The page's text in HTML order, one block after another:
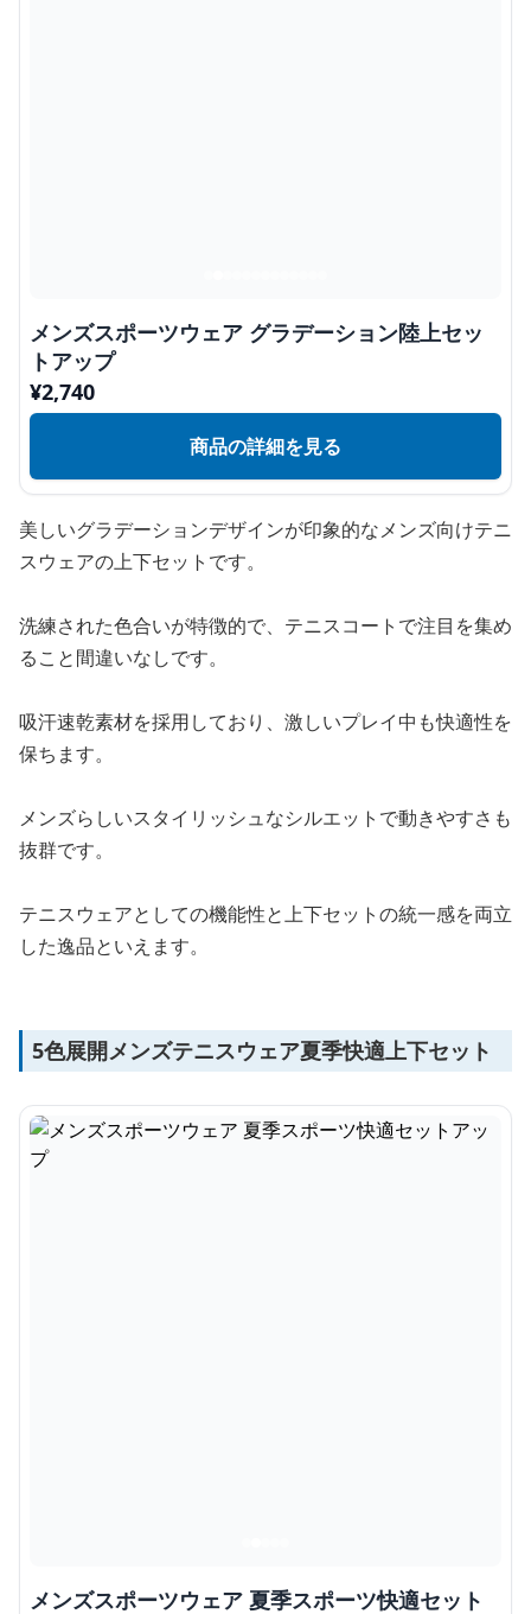
メンズスポーツウェア グラデーション陸上セッ
トアップ
¥2,740
商品の詳細を見る
美しいグラデーションデザインが印象的なメンズ向けテニ
スウェアの上下セットです。
洗練された色合いが特徴的で、テニスコートで注目を集め
ること間違いなしです。
吸汗速乾素材を採用しており、激しいプレイ中も快適性を
保ちます。
メンズらしいスタイリッシュなシルエットで動きやすさも
抜群です。
テニスウェアとしての機能性と上下セットの統一感を両立
した逸品といえます。
5色展開メンズテニスウェア夏季快適上下セット
メンズスポーツウェア 夏季スポーツ快適セット